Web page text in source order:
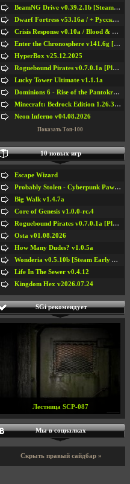
BeamNG Drive v0.39.2.1b [Steam Early Access]
Dwarf Fortress v53.16a / + Русская Версия v50.12a
Crisis Response v0.10a / Blood & Bullet
Enter the Chronosphere v141.6g [Steam Early Access]
HyperBox v25.12.2025
Roguebound Pirates v0.7.0.1a [Playtest]
Lucky Tower Ultimate v1.1.1a
Dominions 6 - Rise of the Pantokrator v6.35a
Minecraft: Bedrock Edition 1.26.33.1a / + TLauncher v2.89
Neon Inferno v04.08.2026
Показать Топ-100
10 новых игр
Escape Wizard
Probably Stolen - Cyberpunk Pawnshop Simulator v048c [Playtest]
Big Walk v1.4.7a
Core of Genesis v1.0.0-rc.4
Roguebound Pirates v0.7.0.1a [Playtest]
Osta v01.08.2026
How Many Dudes? v1.0.5a
Wonderia v0.5.10b [Steam Early Access]
Life In The Sewer v0.4.12
Kingdom Hex v2026.07.24
SGi рекомендует
Лестница SCP-087
Мы в социалках
Скрыть правый сайдбар »